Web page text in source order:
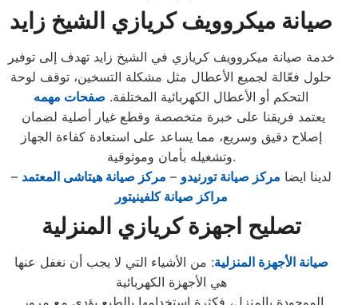
صيانة ميكروويف كريازي الشيخ زايد
خدمة صيانة ميكروويف كريازي في الشيخ زايد تهدف إلى توفير
حلول فعّالة لجميع الأعطال مثل مشكلة التسخين، توقف لوحة
التحكم أو الأعطال الكهربائية المختلفة. صفحات مهمه
إصلاح دقيق وسريع، مما يساعد على استعادة كفاءة الجهاز
وتشغيله بأمان وموثوقية.
لدينا ايضا مركز صيانة تورنيدو – مركز صيانة هيتاشى المعتمد –
مراكز صيانة كلفينيتور
تصليح اجهزةكريازي المنزلية
صيانة الأجهزة المنزلية: من الأشياء التي لا يجب أن نغفل عنها
هي الأجهزة الكهربائية